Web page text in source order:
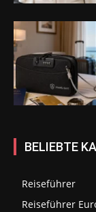
BELIEBTE
Reiseführer
Reiseführer